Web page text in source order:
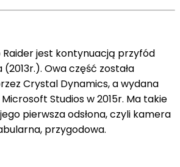
Raider jest kontynuacją przyfód
Owa część została
Crystal Dynamics, a wydana
Studios w 2015r. Ma takie
pierwsza odsłona, czyli kamera
przygodowa.